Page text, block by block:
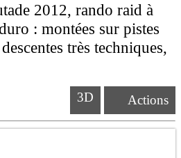
2012, rando raid à
: montées sur pistes
très techniques,
Actions
3D